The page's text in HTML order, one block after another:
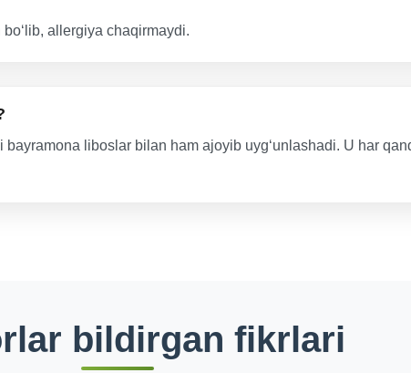
allergiya chaqirmaydi.
liboslar bilan ham ajoyib uygʻunlashadi. U har
bildirgan fikrlari